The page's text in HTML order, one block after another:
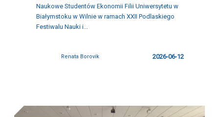
Naukowe Studentów Ekonomii Filii Uniwersytetu w
Białymstoku w Wilnie w ramach XXII Podlaskiego
Festiwalu Nauki i...
Renata Borovik 2026-06-12